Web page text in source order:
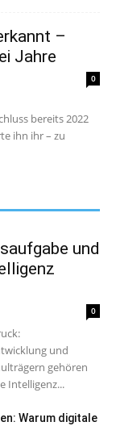
–
Jahre
0
bereits 2022
ihn ihr – zu
und
0
und
gehören
Intelligenz...
Warum digitale